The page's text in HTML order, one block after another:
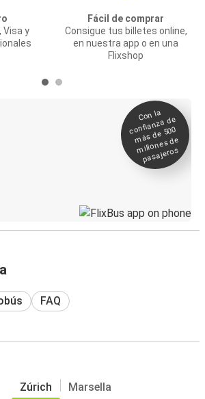
Visa y
Fácil de comprar
Consigue tus billetes online,
en nuestra app o en una
Flixshop
Con la
confianza de
más de 500
millones de
pasajeros
FAQ
Zúrich Marsella